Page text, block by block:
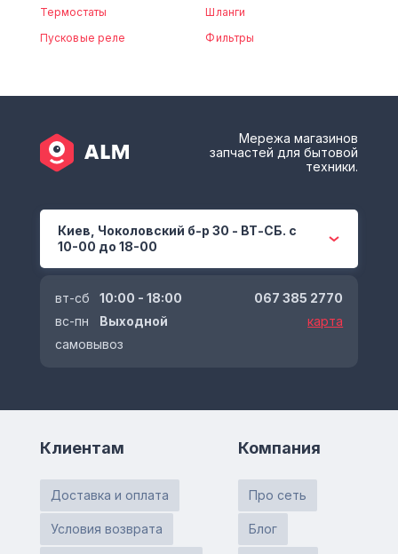
Термостаты
Пусковые реле
Шланги
Фильтры
Мережа магазинов
запчастей для бытовой
техники.
Киев, Чоколовский б-р 30 - ВТ-СБ. с
10-00 до 18-00
вт-сб
10:00 - 18:00
вс-пн
Выходной
самовывоз
067 385 2770
карта
Клиентам
Доставка и оплата
Условия возврата
Компания
Про сеть
Блог